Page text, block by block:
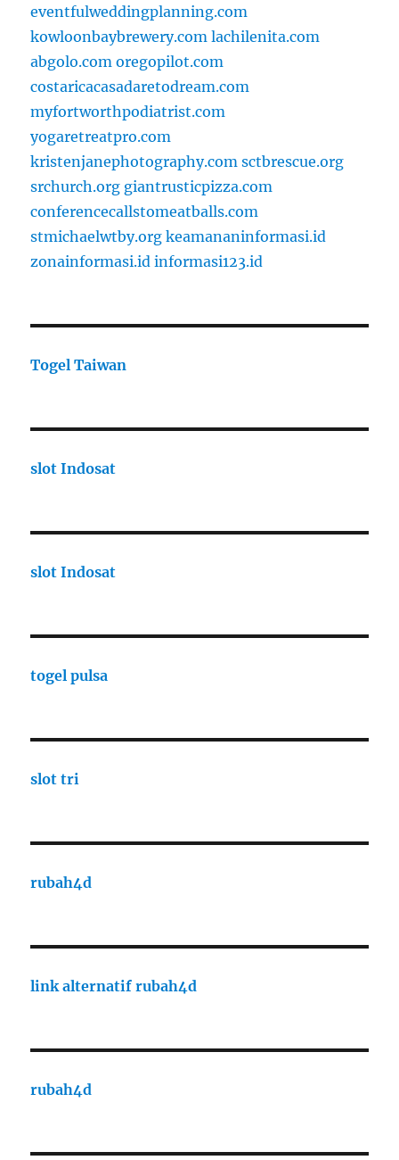
eventfulweddingplanning.com
kowloonbaybrewery.com lachilenita.com
abgolo.com oregopilot.com
costaricacasadaretodream.com
myfortworthpodiatrist.com
yogaretreatpro.com
kristenjanephotography.com sctbrescue.org
srchurch.org giantrusticpizza.com
conferencecallstomeatballs.com
stmichaelwtby.org keamananinformasi.id
zonainformasi.id informasi123.id
Togel Taiwan
slot Indosat
slot Indosat
togel pulsa
slot tri
rubah4d
link alternatif rubah4d
rubah4d